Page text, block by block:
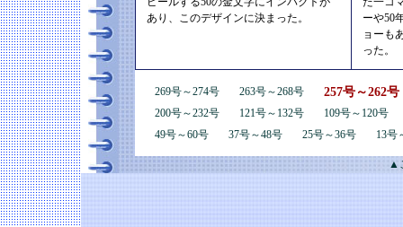
あり、このデザインに決まった。
ーや50
ョーも
った。
269号～274号 263号～268号 257号～262号
200号～232号 121号～132号
109号～120号
49号～60号
37号～48号 25号～36号 13号
▲